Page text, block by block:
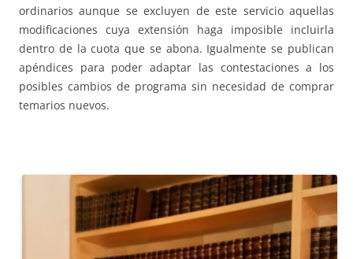
ordinarios aunque se excluyen de este servicio aquellas
modificaciones cuya extensión haga imposible incluirla
dentro de la cuota que se abona. Igualmente se publican
apéndices para poder adaptar las contestaciones a los
posibles cambios de programa sin necesidad de comprar
temarios nuevos.